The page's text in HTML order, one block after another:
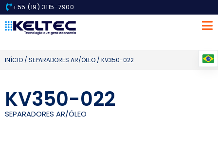
+55 (19) 3115-7900
INÍCIO / SEPARADORES AR/ÓLEO / KV350-022
KV350-022
SEPARADORES AR/ÓLEO